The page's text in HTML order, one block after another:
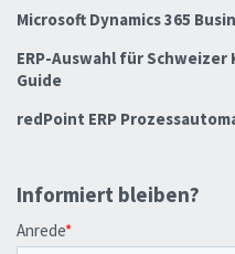
Microsoft Dynamics 365
ERP-Auswahl für
Guide
redPoint ERP
Informiert bleiben?